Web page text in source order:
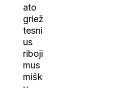
ato
griež
tesni
us
riboji
mus
mišk